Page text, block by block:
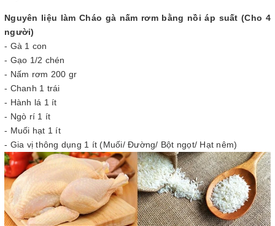
Nguyên liệu làm Cháo gà nấm rơm bằng nồi áp suất (Cho 4
người)
- Gà 1 con
- Gạo 1/2 chén
- Nấm rơm 200 gr
- Chanh 1 trái
- Hành lá 1 ít
- Ngò rí 1 ít
- Muối hạt 1 ít
- Gia vị thông dụng 1 ít (Muối/ Đường/ Bột ngọt/ Hạt nêm)